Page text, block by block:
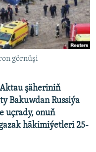
görnüşi
şäheriniň
Bakuwdan Russiýa
uçrady, onuň
häkimiýetleri 25-